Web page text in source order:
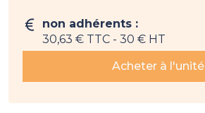
non adhérents :
30,63 € TTC - 30 € HT
Acheter à l'unité